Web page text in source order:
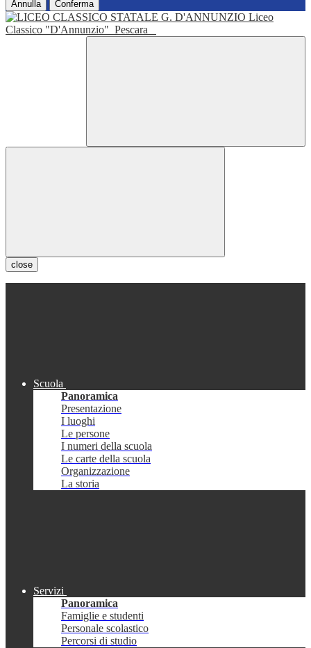
Annulla Conferma
Liceo
Classico "D'Annunzio" Pescara
close
Scuola
Panoramica
Presentazione
I luoghi
Le persone
I numeri della scuola
Le carte della scuola
Organizzazione
La storia
Servizi
Panoramica
Famiglie e studenti
Personale scolastico
Percorsi di studio